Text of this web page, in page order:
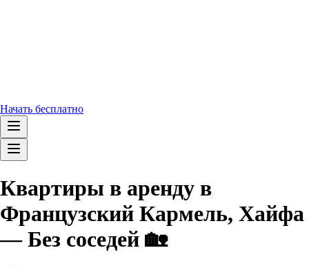
Начать бесплатно
Квартиры в аренду в
Французский Кармель, Хайфа
— Без соседей 🏡